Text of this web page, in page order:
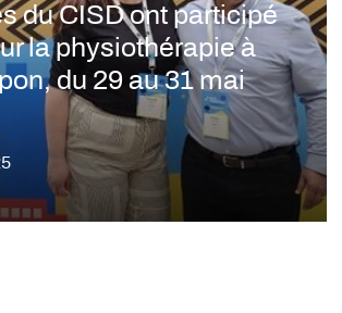
du CISD ont participé
la physiothérapie à
du 29 au 31 mai